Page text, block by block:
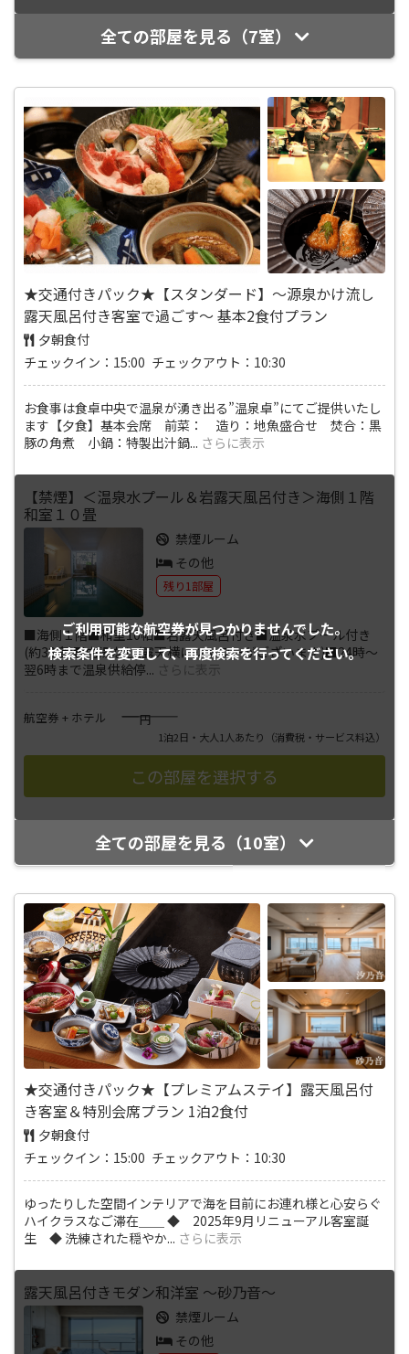
全ての部屋を見る（7室）
★交通付きパック★【スタンダード】～源泉かけ流し
露天風呂付き客室で過ごす～ 基本2食付プラン
夕朝食付
チェックイン：15:00 チェックアウト：10:30
お食事は食卓中央で温泉が湧き出る”温泉卓”にてご提供いたし
ます【夕食】基本会席 前菜： 造り：地魚盛合せ 焚合：黒
豚の角煮 小鍋：特製出汁鍋... さらに表示
ご利用可能な航空券が見つかりませんでした。
検索条件を変更して、再度検索を行ってください。
【禁煙】＜温泉水プール＆岩露天風呂付き＞海側１階
和室１０畳
禁煙ルーム
その他
残り1部屋
■海側１階■和室10帖■岩露天風呂付き■温泉水プール付き
(約32度)■内湯なし(露天横にシャワーがございます)■24時～
翌6時まで温泉供給停... さらに表示
航空券 + ホテル ――――円
1泊2日・大人1人あたり （消費税・サービス料込）
全ての部屋を見る（10室）
★交通付きパック★【プレミアムステイ】露天風呂付
き客室＆特別会席プラン 1泊2食付
夕朝食付
チェックイン：15:00 チェックアウト：10:30
ゆったりした空間インテリアで海を目前にお連れ様と心安らぐ
ハイクラスなご滞在＿＿ ◆ 2025年9月リニューアル客室誕
生 ◆ 洗練された穏やか... さらに表示
露天風呂付きモダン和洋室 ～砂乃音～
禁煙ルーム
その他